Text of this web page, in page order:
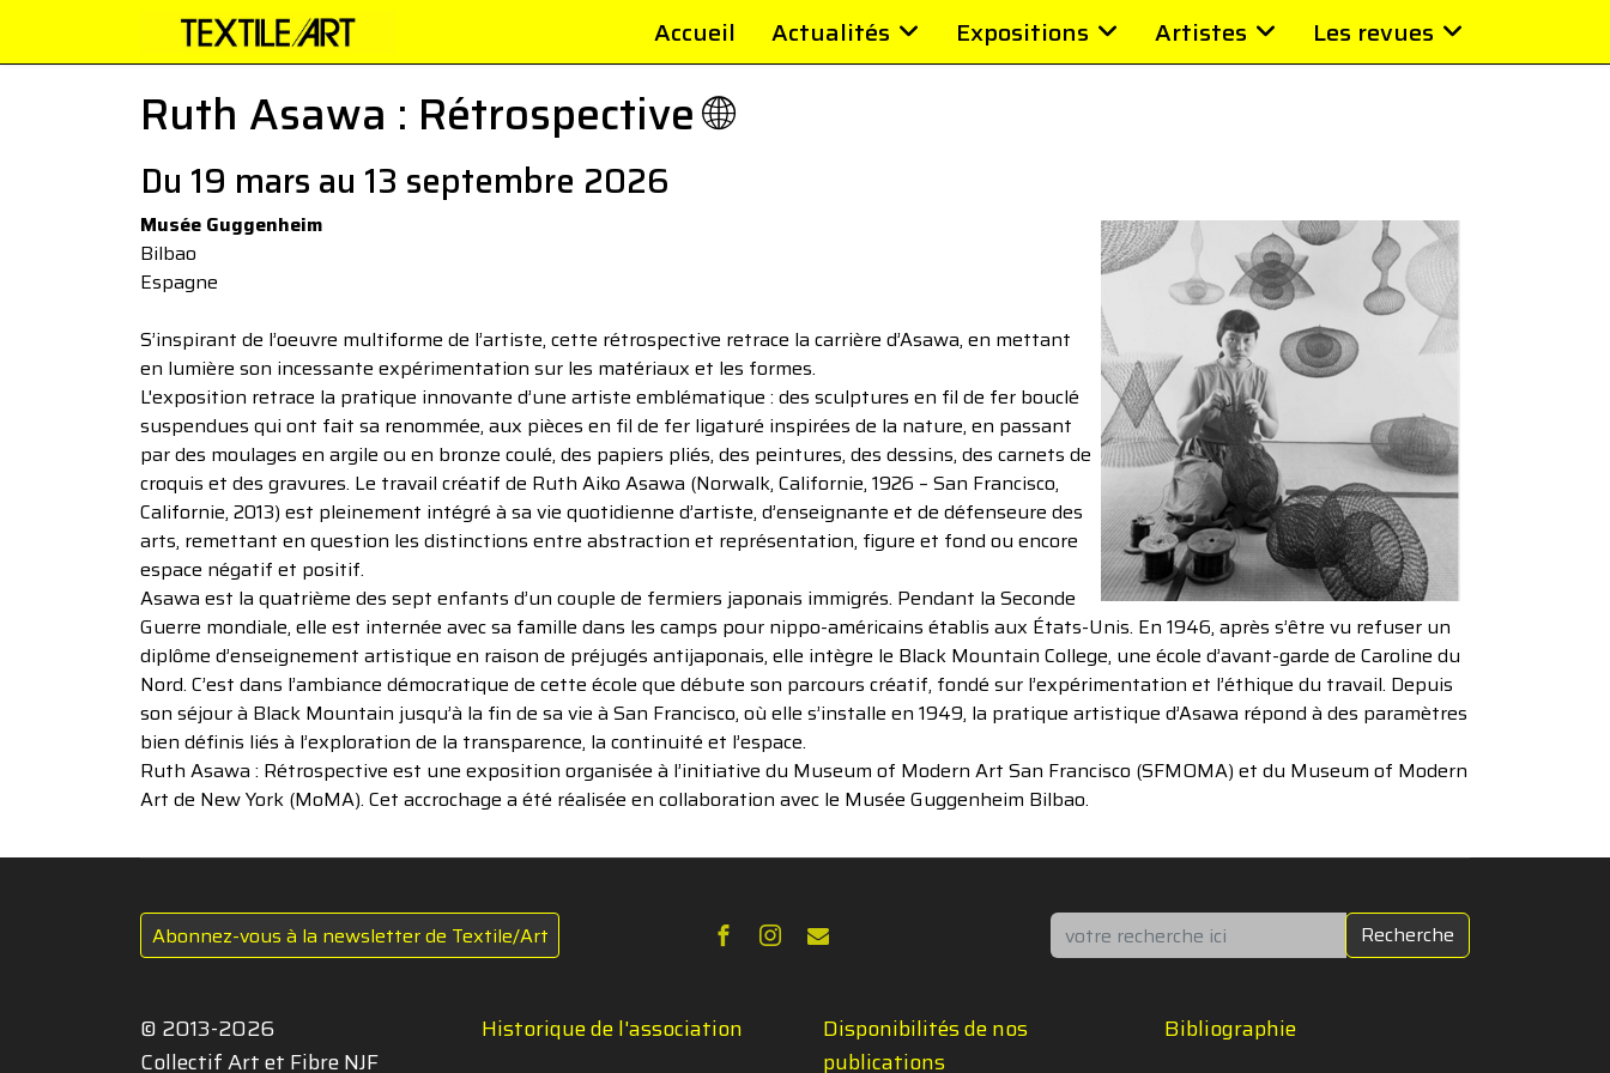
Accueil Actualités Expositions Artistes Les revues
Ruth Asawa : Rétrospective 🌐
Du 19 mars au 13 septembre 2026
Musée Guggenheim
Bilbao
Espagne
S’inspirant de l’oeuvre multiforme de l’artiste, cette rétrospective retrace la carrière d’Asawa, en mettant
en lumière son incessante expérimentation sur les matériaux et les formes.
L'exposition retrace la pratique innovante d’une artiste emblématique : des sculptures en fil de fer bouclé
suspendues qui ont fait sa renommée, aux pièces en fil de fer ligaturé inspirées de la nature, en passant
par des moulages en argile ou en bronze coulé, des papiers pliés, des peintures, des dessins, des carnets de
croquis et des gravures. Le travail créatif de Ruth Aiko Asawa (Norwalk, Californie, 1926 – San Francisco,
Californie, 2013) est pleinement intégré à sa vie quotidienne d’artiste, d’enseignante et de défenseure des
arts, remettant en question les distinctions entre abstraction et représentation, figure et fond ou encore
espace négatif et positif.
Asawa est la quatrième des sept enfants d’un couple de fermiers japonais immigrés. Pendant la Seconde
Guerre mondiale, elle est internée avec sa famille dans les camps pour nippo-américains établis aux États-Unis. En 1946, après s’être vu refuser un
diplôme d’enseignement artistique en raison de préjugés antijaponais, elle intègre le Black Mountain College, une école d’avant-garde de Caroline du
Nord. C’est dans l’ambiance démocratique de cette école que débute son parcours créatif, fondé sur l’expérimentation et l’éthique du travail. Depuis
son séjour à Black Mountain jusqu’à la fin de sa vie à San Francisco, où elle s’installe en 1949, la pratique artistique d’Asawa répond à des paramètres
bien définis liés à l’exploration de la transparence, la continuité et l’espace.
Ruth Asawa : Rétrospective est une exposition organisée à l’initiative du Museum of Modern Art San Francisco (SFMOMA) et du Museum of Modern
Art de New York (MoMA). Cet accrochage a été réalisée en collaboration avec le Musée Guggenheim Bilbao.
Abonnez-vous à la newsletter de Textile/Art Rechercher Recherche
© 2013-2026
Collectif Art et Fibre NJF
Historique de l'association
Disponibilités de nos
publications
Bibliographie